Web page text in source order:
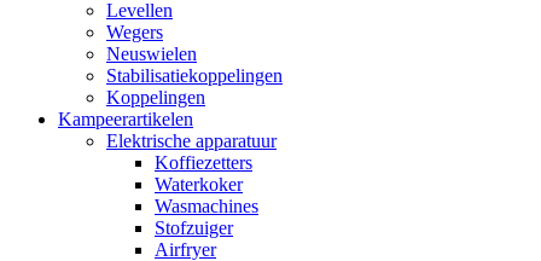
Levellen
Wegers
Neuswielen
Stabilisatiekoppelingen
Koppelingen
Kampeerartikelen
Elektrische apparatuur
Koffiezetters
Waterkoker
Wasmachines
Stofzuiger
Airfryer